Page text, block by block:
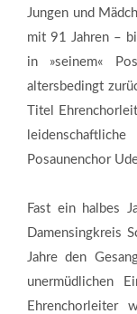
Jungen und
mit 91 Jahren –
in »seinem«
altersbedingt
Titel
Posaunenchor
Fast ein halbes
Damensingkreis
Jahre den
unermüdlichen
Ehrenchorleiter